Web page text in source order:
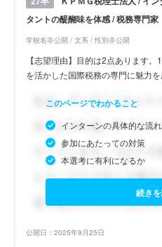
タントの醍醐味を体感 / 税務専門家
学校名非公開 / 文系 / 性別非公開
【志望理由】目的は2点あります
を活かした国際税務の専門に魅力
このページでわかること
インターンの具体的な流れ
参加にあたっての対策
本選考に有利になるか
続き
公開日：2025年9月25日